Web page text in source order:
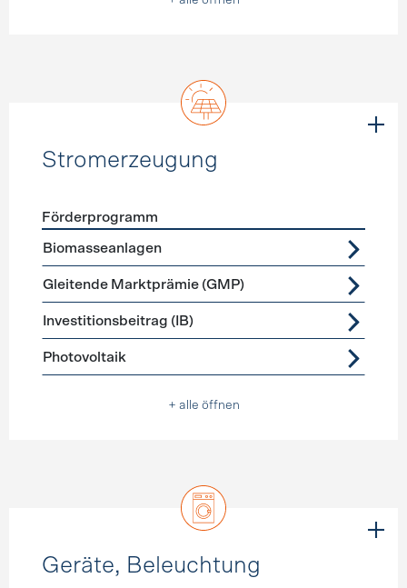
Stromerzeugung
Förderprogramme
Förderprogramm
Biomasseanlagen
Gleitende Marktprämie (GMP)
Investitionsbeitrag (IB)
Photovoltaik
+ alle öffnen
Geräte, Beleuchtung